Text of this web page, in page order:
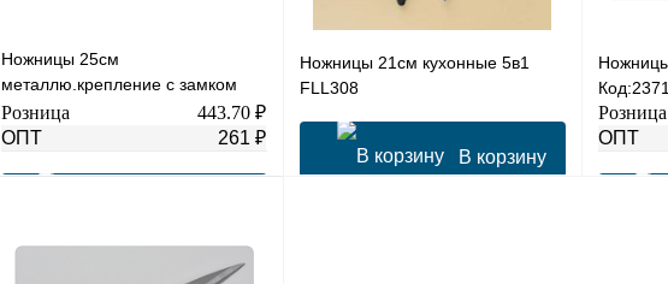
Ножницы 25см
металлю.крепление с замком
YK-3
Розница
443.70 ₽
ОПТ
261 ₽
К сравнению
Ножницы 21см кухонные 5в1
FLL308
В корзину
Код:2371
Розница
ОПТ